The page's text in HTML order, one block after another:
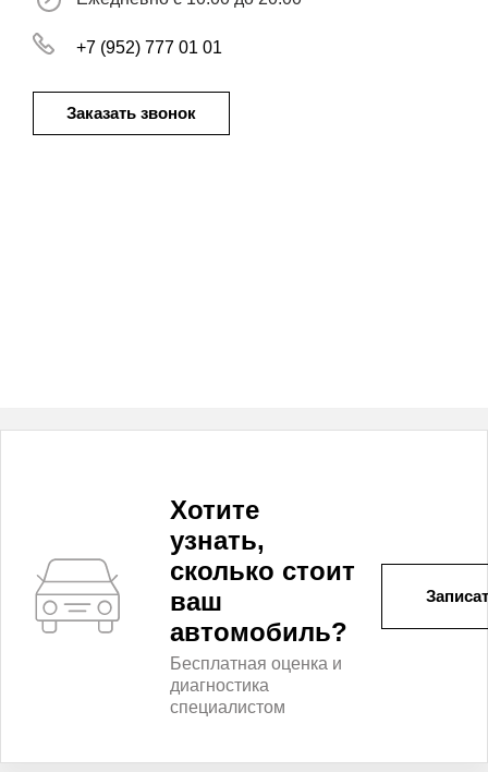
+7 (952) 777 01 01
Заказать звонок
Хотите
узнать,
сколько стоит
ваш
автомобиль?
Бесплатная оценка и
диагностика
специалистом